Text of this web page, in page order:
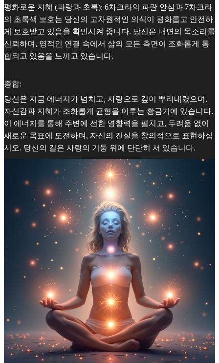
평화로운 지혜 (파랑과 초록): 6차크라의 파란 안심과 7차크라
의 초록색 보호는 당신의 고차원적인 의식이 평화롭고 안전하
게 보호받고 있음을 확인시켜 줍니다. 당신은 내면의 목소리를
신뢰하며, 영적인 연결 속에서 삶의 모든 측면이 조화롭게 통
합되고 있음을 느끼고 있습니다.
종합:
당신은 지금 에너지가 넘치고, 사랑으로 깊이 뿌리내렸으며,
자신감과 지혜가 조화롭게 균형을 이루는 황금기에 있습니다.
이 에너지를 통해 주변에 선한 영향력을 펼치고, 두려움 없이
새로운 목표에 도전하며, 자신의 진실을 창의적으로 표현하십
시오. 당신의 길은 사랑의 기둥 위에 단단히 서 있습니다.